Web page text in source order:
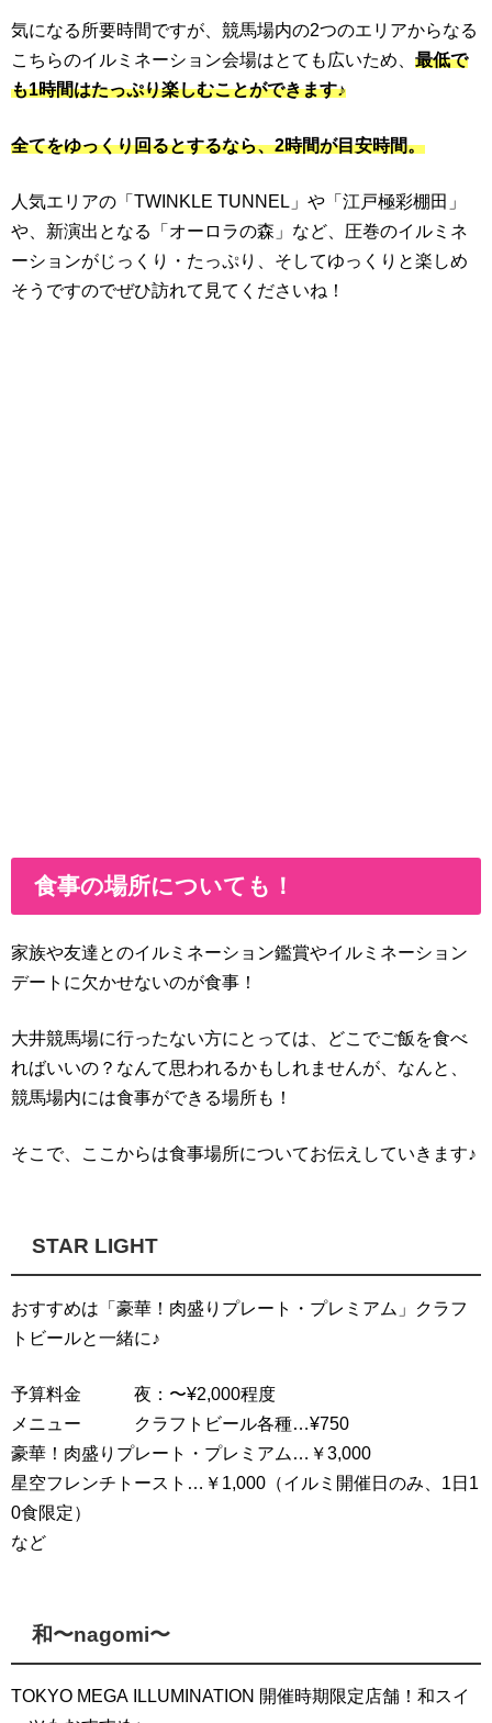
気になる所要時間ですが、競馬場内の2つのエリアからなる
こちらのイルミネーション会場はとても広いため、 最低で
も1時間はたっぷり楽しむことができます♪
全てをゆっくり回るとするなら、2時間が目安時間。
人気エリアの「TWINKLE TUNNEL」や「江戸極彩棚田」
や、新演出となる「オーロラの森」など、圧巻のイルミネ
ーションがじっくり・たっぷり、そしてゆっくりと楽しめ
そうですのでぜひ訪れて見てくださいね！
食事の場所についても！
家族や友達とのイルミネーション鑑賞やイルミネーション
デートに欠かせないのが食事！
大井競馬場に行ったない方にとっては、どこでご飯を食べ
ればいいの？なんて思われるかもしれませんが、なんと、
競馬場内には食事ができる場所も！
そこで、ここからは食事場所についてお伝えしていきます♪
STAR LIGHT
おすすめは「豪華！肉盛りプレート・プレミアム」クラフ
トビールと一緒に♪
予算料金 夜：〜¥2,000程度
メニュー クラフトビール各種…¥750
豪華！肉盛りプレート・プレミアム…￥3,000
星空フレンチトースト…￥1,000（イルミ開催日のみ、1日1
0食限定）
など
和〜nagomi〜
TOKYO MEGA ILLUMINATION 開催時期限定店舗！和スイ